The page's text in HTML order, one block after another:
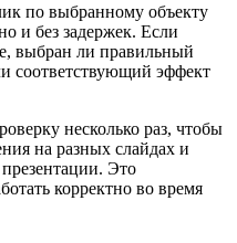
по выбранному объекту
и без задержек. Если
выбран ли правильный
соответствующий эффект
несколько раз, чтобы
на разных слайдах и
презентации. Это
корректно во время